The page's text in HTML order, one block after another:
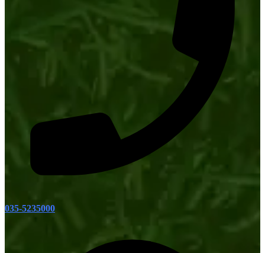
035-5235000